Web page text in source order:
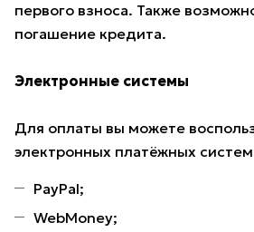
первого взноса. Также
погашение кредита.
Электронные системы
Для оплаты вы можете
электронных платёжных
PayPal;
WebMoney;